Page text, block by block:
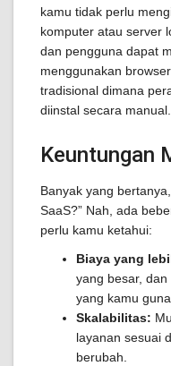
kamu tidak perlu
komputer atau server
dan pengguna dapat
menggunakan
tradisional dimana
diinstal secara manual.
Keuntungan
Banyak yang
SaaS?” Nah, ada
perlu kamu ketahui:
Biaya yang
yang besar,
yang kamu
Skalabilitas:
layanan sesuai
berubah.